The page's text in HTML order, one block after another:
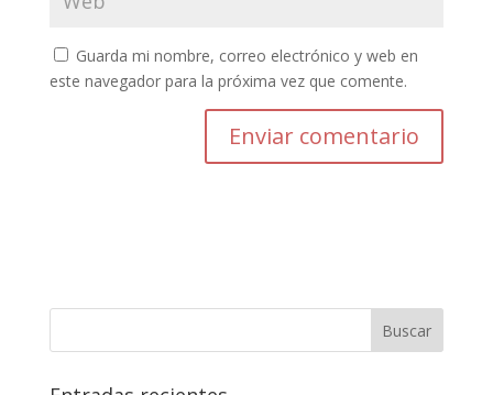
Guarda mi nombre, correo electrónico y web en
este navegador para la próxima vez que comente.